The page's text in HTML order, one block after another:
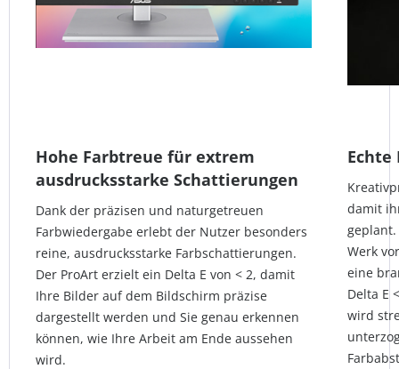
Hohe Farbtreue für extrem
ausdrucksstarke Schattierungen
Dank der präzisen und naturgetreuen
Farbwiedergabe erlebt der Nutzer besonders
reine, ausdrucksstarke Farbschattierungen.
Der ProArt erzielt ein Delta E von < 2, damit
Ihre Bilder auf dem Bildschirm präzise
dargestellt werden und Sie genau erkennen
können, wie Ihre Arbeit am Ende aussehen
wird.
Echte
damit
geplant.
Werk
eine
Delta E
wird